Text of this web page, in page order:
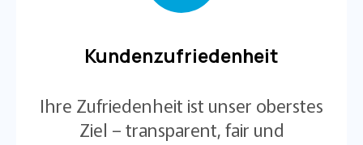
Kundenzufriedenheit
Ihre Zufriedenheit ist unser oberstes
Ziel – transparent, fair und